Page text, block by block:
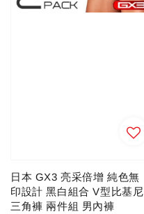
日本 GX3 亮采倍增 純色無
印設計 黑白組合 V型比基尼
三角褲 兩件組 男內褲